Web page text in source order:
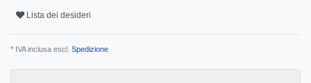
Lista dei desideri
* IVA inclusa escl. Spedizione